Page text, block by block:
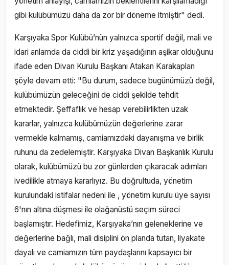
gibi kulübümüzü daha da zor bir döneme itmiştir" dedi.
Karşıyaka Spor Kulübü’nün yalnızca sportif değil, mali ve
idari anlamda da ciddi bir kriz yaşadığının aşikar olduğunu
ifade eden Divan Kurulu Başkanı Atakan Karakaplan
şöyle devam etti: "Bu durum, sadece bugünümüzü değil,
kulübümüzün geleceğini de ciddi şekilde tehdit
etmektedir. Şeffaflık ve hesap verebilirlikten uzak
kararlar, yalnızca kulübümüzün değerlerine zarar
vermekle kalmamış, camiamızdaki dayanışma ve birlik
ruhunu da zedelemiştir. Karşıyaka Divan Başkanlık Kurulu
olarak, kulübümüzü bu zor günlerden çıkaracak adımları
ivedilikle atmaya kararlıyız. Bu doğrultuda, yönetim
kurulundaki istifalar nedeni ile , yönetim kurulu üye sayısı
6'nın altına düşmesi ile olağanüstü seçim süreci
başlamıştır. Hedefimiz, Karşıyaka’nın geleneklerine ve
değerlerine bağlı, mali disiplini ön planda tutan, liyakate
dayalı ve camiamızın tüm paydaşlarını kapsayıcı bir